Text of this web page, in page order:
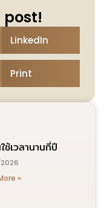
post!
LinkedIn
Print
ช้เวลานานกี่ปี
»